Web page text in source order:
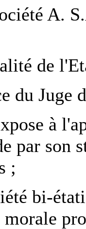
A.
de
du Juge
à
par son
;
bi-